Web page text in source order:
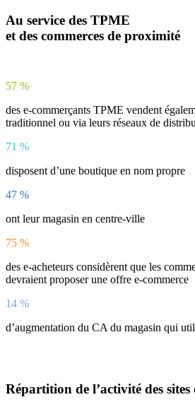
Au service des TPME
et des commerces de proximité
57 %
des e-commerçants TPME vendent
traditionnel ou via leurs réseaux de
71 %
disposent d’une boutique en nom propre
47 %
ont leur magasin en centre-ville
75 %
des e-acheteurs considèrent que les
devraient proposer une offre e-commerce
14 %
d’augmentation du CA du magasin qui
Répartition de l’activité des sites